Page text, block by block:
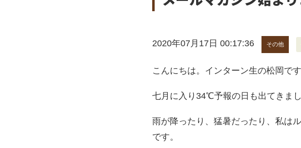
2020年07月17日 00:17:36 その他
こんにちは。インターン生の松岡です
七月に入り34℃予報の日も出てきま
雨が降ったり、猛暑だったり、私は
です。